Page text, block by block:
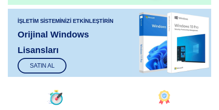
İŞLETIM SISTEMINIZI ETKINLEŞTIRIN
Orijinal Windows
Lisansları
SATIN AL